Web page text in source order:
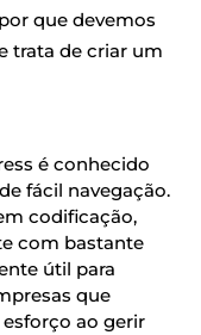
que devemos
trata de criar um
é conhecido
fácil navegação.
codificação,
com bastante
útil para
que
ao gerir